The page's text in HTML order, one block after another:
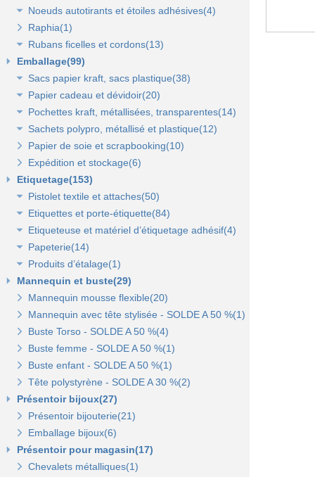
Bolducs 7 et 10 mm(7)
Rubans 19 et 25 mm(7)
Rubans 50 et 100 mm(5)
Noeuds autotirants et étoiles adhésives(4)
Noeuds autocollants et étoiles adhésives(3)
Raphia(1)
Rubans ficelles et cordons(13)
Ficelles et cordons(4)
Rubans tissu, jute et sisal(6)
Rubans tulle(3)
Emballage(99)
Sacs papier kraft, sacs plastique(38)
Sacs kraft poignées plates(7)
Sacs kraft poignées torsadées(5)
Sacs fêtes et fantaisie(5)
Sacs pour bouteille(10)
Sacs pelliculés(6)
Sacs plastique(4)
Sacs en petite quantité(4)
Papier cadeau et dévidoir(20)
Papier cadeaux fantaisie(3)
Papier cadeaux kraft(2)
Papiers fleuriste en polypropylène(3)
Papier cadeaux Noël - Papier métallisé(11)
Dévidoirs(1)
Pochettes kraft, métallisées, transparentes(14)
Pochettes kraft brun et couleurs(8)
Pochettes cadeaux métallisées(3)
Pochettes transparentes rabat adhésif(3)
Sachets polypro, métallisé et plastique(12)
Sachets confiserie polypro et métal(7)
Sachets plastique minigrip(5)
Papier de soie et scrapbooking(10)
Expédition et stockage(6)
Etiquetage(153)
Pistolet textile et attaches(50)
Pistolets textile, aiguilles et accessoires(12)
Attaches pour pistolets textile(17)
Pistolet Fasbanok et Pistolet V'Tool(14)
Liens manuels anti-vol et biodégradables(5)
Pinces crevettes(2)
Etiquettes à trou(0)
Etiquettes et porte-étiquette(84)
Etiquettes textile perforées(0)
Etiquettes à fil(6)
Etiquettes de prix autocollantes(11)
Etiquettes cadeaux autocollantes(11)
Etiquettes soldes et promo autocollantes(12)
Etiquettes soldes, remises et promo(9)
Etiquettes pour commerce et cartes cadeaux(15)
Porte-prix(14)
Porte-étiquette à pince et à clipser(7)
Etiqueteuse et matériel d’étiquetage adhésif(4)
Etiquettes adhésives pour étiqueteuse(2)
Étiqueteuses et rouleaux encreurs(2)
Papeterie(14)
Agrafeuse et agrafes(1)
Cartes cadeaux(2)
Scotch, stylo, post-it(11)
Produits d’étalage(1)
Epingles(1)
Fil nylon(0)
Mannequin et buste(29)
Mannequin mousse flexible(20)
Mannequin avec tête stylisée - SOLDE A 50 %(1)
Buste Torso - SOLDE A 50 %(4)
Buste femme - SOLDE A 50 %(1)
Buste enfant - SOLDE A 50 %(1)
Tête polystyrène - SOLDE A 30 %(2)
Présentoir bijoux(27)
Présentoir bijouterie(21)
Emballage bijoux(6)
Présentoir pour magasin(17)
Chevalets métalliques(1)